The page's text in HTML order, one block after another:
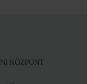
KÖZPONT